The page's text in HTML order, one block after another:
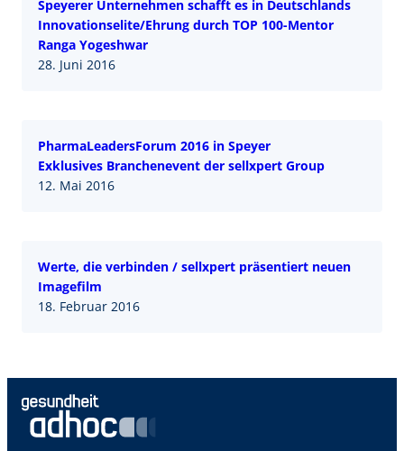
Speyerer Unternehmen schafft es in Deutschlands
Innovationselite/Ehrung durch TOP 100-Mentor
Ranga Yogeshwar
28. Juni 2016
PharmaLeadersForum 2016 in Speyer
Exklusives Branchenevent der sellxpert Group
12. Mai 2016
Werte, die verbinden / sellxpert präsentiert neuen
Imagefilm
18. Februar 2016